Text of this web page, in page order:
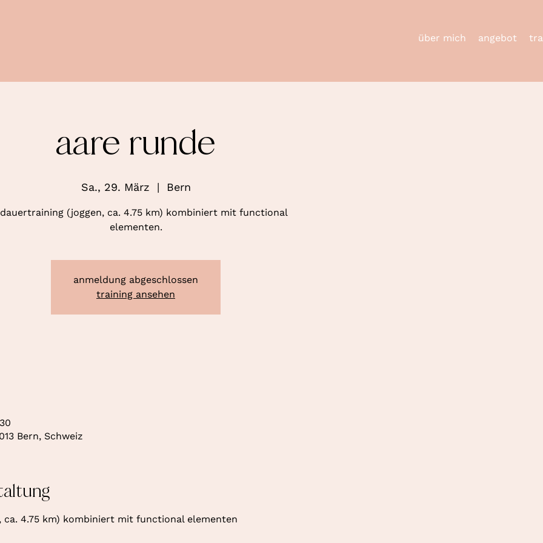
über mich angebot
aare runde
Sa., 29. März
  |
Bern
(joggen, ca. 4.75 km) kombiniert mit functional
elementen.
anmeldung abgeschlossen
training ansehen
Bern, Schweiz
ca. 4.75 km) kombiniert mit functional elementen